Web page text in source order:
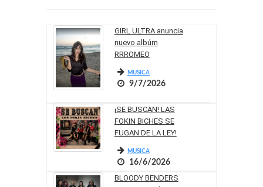
GIRL ULTRA anuncia
nuevo albúm
RRROMEO
MUSICA
9/7/2026
¡SE BUSCAN! LAS
FOKIN BICHES SE
FUGAN DE LA LEY!
MUSICA
16/6/2026
BLOODY BENDERS